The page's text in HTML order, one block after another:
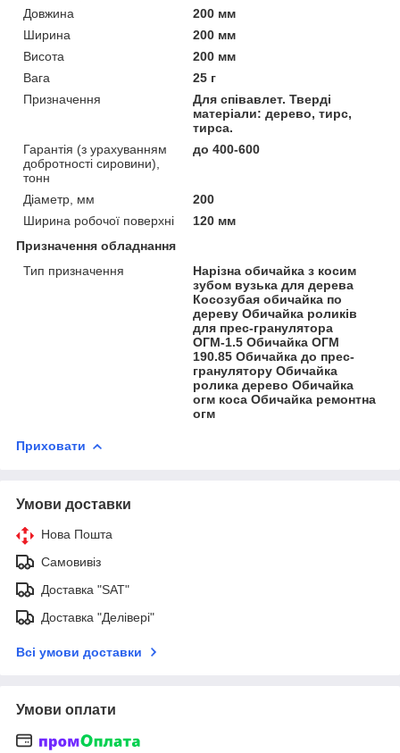
Довжина
200 мм
Ширина
200 мм
Висота
200 мм
Вага
25 г
Призначення
Для співавлет. Тверді
матеріали: дерево, тирс,
тирса.
Гарантія (з урахуванням
добротності сировини),
тонн
до 400-600
Діаметр, мм
200
Ширина робочої поверхні
120 мм
Призначення обладнання
Тип призначення
Нарізна обичайка з косим
зубом вузька для дерева
Косозубая обичайка по
дереву Обичайка роликів
для прес-гранулятора
ОГМ-1.5 Обичайка ОГМ
190.85 Обичайка до прес-
гранулятору Обичайка
ролика дерево Обичайка
огм коса Обичайка ремонтна
огм
Приховати
Умови доставки
Нова Пошта
Самовивіз
Доставка "SAT"
Доставка "Делівері"
Всі умови доставки
Умови оплати